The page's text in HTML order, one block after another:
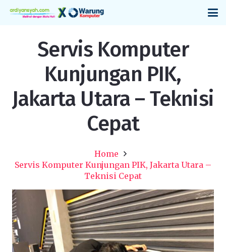
Servis Komputer
Kunjungan PIK,
Jakarta Utara – Teknisi
Cepat
Home
Servis Komputer Kunjungan PIK, Jakarta Utara –
Teknisi Cepat